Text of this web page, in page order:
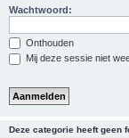
Wachtwoord:
Onthouden
Mij deze sessie niet
Deze categorie heeft geen